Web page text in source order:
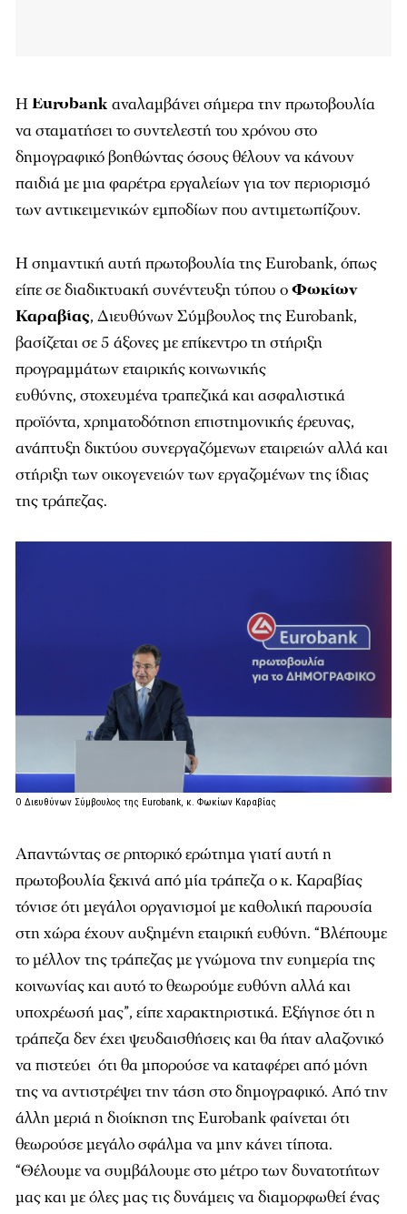
ΗEurobank αναλαμβάνει σήμερα την πρωτοβουλία
να σταματήσει το συντελεστή του χρόνου στο
δημογραφικό βοηθώντας όσους θέλουν να κάνουν
παιδιά με μια φαρέτρα εργαλείων για τον περιορισμό
των αντικειμενικών εμποδίων που αντιμετωπίζουν.
Η σημαντική αυτή πρωτοβουλία τηςEurobank, όπως
είπε σε διαδικτυακή συνέντευξη τύπου οΦωκίων
Καραβίας, Διευθύνων Σύμβουλος τηςEurobank,
βασίζεται σε 5 άξονες με επίκεντρο τη στήριξη
προγραμμάτων εταιρικής κοινωνικής
ευθύνης, στοχευμένατραπεζικά και ασφαλιστικά
προϊόντα, χρηματοδότηση επιστημονικής έρευνας,
ανάπτυξη δικτύου συνεργαζόμενων εταιρειών αλλά και
στήριξη των οικογενειών των εργαζομένων της ίδιας
της τράπεζας.
O Διευθύνων Σύμβουλος της Eurobank, κ. Φωκίων Καραβίας
Απαντώντας σε ρητορικό ερώτημα γιατί αυτή η
πρωτοβουλία ξεκινά από μία τράπεζα ο κ. Καραβίας
τόνισε ότι μεγάλοι οργανισμοί με καθολική παρουσία
στη χώρα έχουν αυξημένη εταιρική ευθύνη. “Βλέπουμε
το μέλλον της τράπεζας με γνώμονα την ευημερία της
κοινωνίας και αυτό το θεωρούμε ευθύνη αλλά και
υποχρέωσή μας”, είπε χαρακτηριστικά. Εξήγησε ότι η
τράπεζα δεν έχει ψευδαισθήσεις και θα ήταν αλαζονικό
να πιστεύει ότι θα μπορούσε να καταφέρει από μόνη
της να αντιστρέψει την τάση στο δημογραφικό. Από την
άλλη μεριά η διοίκηση τηςEurobankφαίνεται ότι
θεωρούσε μεγάλο σφάλμα να μην κάνει τίποτα.
“Θέλουμε να συμβάλουμε στο μέτρο των δυνατοτήτων
μας και με όλες μας τις δυνάμεις να διαμορφωθεί ένας